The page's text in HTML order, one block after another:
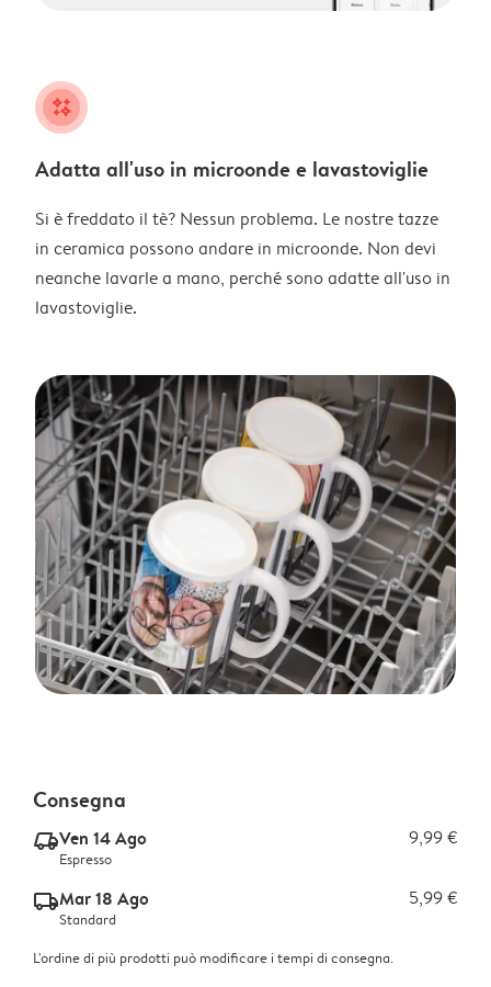
night
Adatta all'uso in microonde e lavastoviglie
Si è freddato il tè? Nessun problema. Le nostre tazze
in ceramica possono andare in microonde. Non devi
neanche lavarle a mano, perché sono adatte all'uso in
lavastoviglie.
Consegna
delivery_express_v2Ven 14 Ago 9,99 €
Espresso
delivery_standard_v2Mar 18 Ago 5,99 €
Standard
L'ordine di più prodotti può modificare i tempi di consegna.